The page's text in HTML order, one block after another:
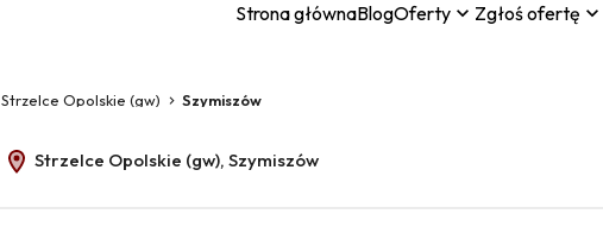
Strona głównaBlogOferty Zgłoś ofertę
Strzelce Opolskie (gw) Szymiszów
Strzelce Opolskie (gw), Szymiszów